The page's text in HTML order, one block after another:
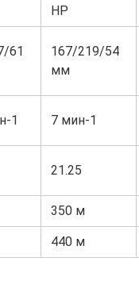
HP
61
167/219/54
мм
1 7 мин-1
21.25
350 м
440 м